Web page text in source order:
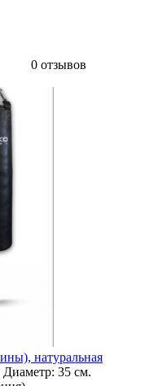
0 отзывов
натуральная
35 см.